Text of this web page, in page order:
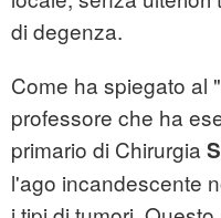
di degenza.
Come ha spiegato al
professore che ha
primario di Chirurgia
l'ago incandescente